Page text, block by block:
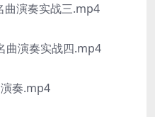
演奏实战三.mp4
演奏实战四.mp4
奏.mp4